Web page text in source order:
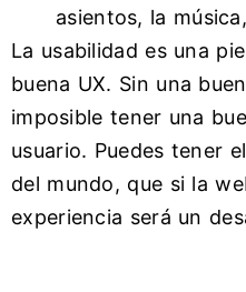
asientos, la
La usabilidad es una
buena UX. Sin una
imposible tener una
usuario. Puedes tener
del mundo, que si la
experiencia será un